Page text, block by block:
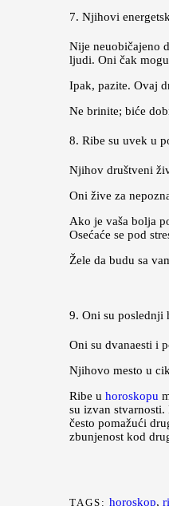
7. Njihovi
Nije neuobičajeno
ljudi. Oni čak
Ipak, pazite. Ovaj
Ne brinite; biće
8. Ribe su uvek u
Njihov društveni
Oni žive za
Ako je vaša bolja
Osećaće se pod
Žele da budu sa
9. Oni su poslednji
Oni su dvanaesti i
Njihovo mesto u
Ribe u horoskopu
su izvan
često pomažući
zbunjenost kod
TAGS: horoskop,